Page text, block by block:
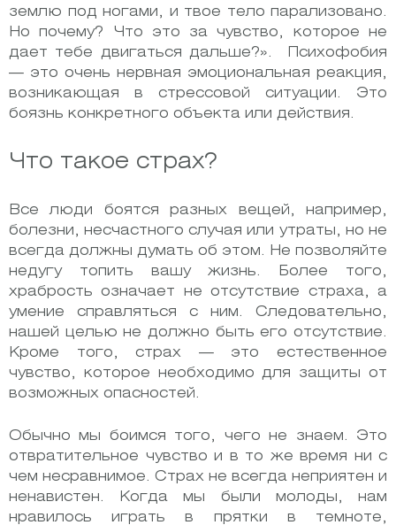
землю под ногами, и твое тело парализовано.
Но почему? Что это за чувство, которое не
дает тебе двигаться дальше?». Психофобия
— это очень нервная эмоциональная реакция,
возникающая в стрессовой ситуации. Это
боязнь конкретного объекта или действия.
Что такое страх?
Все люди боятся разных вещей, например,
болезни, несчастного случая или утраты, но не
всегда должны думать об этом. Не позволяйте
недугу топить вашу жизнь. Более того,
храбрость означает не отсутствие страха, а
умение справляться с ним. Следовательно,
нашей целью не должно быть его отсутствие.
Кроме того, страх — это естественное
чувство, которое необходимо для защиты от
возможных опасностей.
Обычно мы боимся того, чего не знаем. Это
отвратительное чувство и в то же время ни с
чем несравнимое. Страх не всегда неприятен и
ненавистен. Когда мы были молоды, нам
нравилось играть в прятки в темноте,